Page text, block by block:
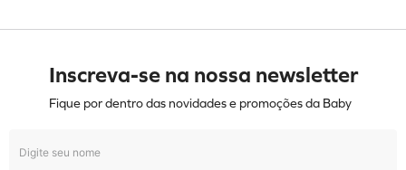
Inscreva-se na nossa newsletter
Fique por dentro das novidades e promoções da Baby